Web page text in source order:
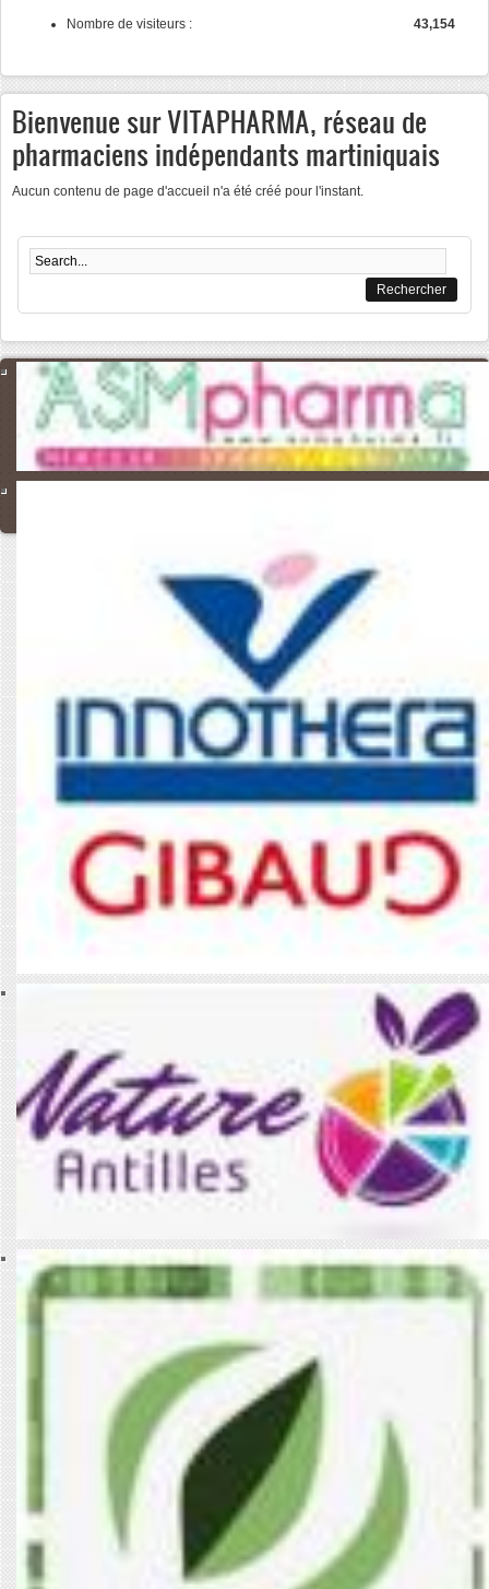
Nombre de visiteurs : 43,154
Bienvenue sur VITAPHARMA, réseau de
pharmaciens indépendants martiniquais
Aucun contenu de page d'accueil n'a été créé pour l'instant.
Formulaire de recherche